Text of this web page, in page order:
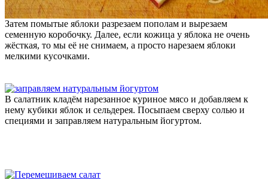
Затем помытые яблоки разрезаем пополам и вырезаем
семенную коробочку. Далее, если кожица у яблока не очень
жёсткая, то мы её не снимаем, а просто нарезаем яблоки
мелкими кусочками.
В салатник кладём нарезанное куриное мясо и добавляем к
нему кубики яблок и сельдерея. Посыпаем сверху солью и
специями и заправляем натуральным йогуртом.